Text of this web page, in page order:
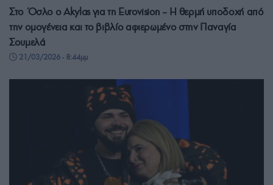
Στο Όσλο ο Akylas για τη Eurovision – H θερμή υποδοχή από
την ομογένεια και το βιβλίο αφιερωμένο στην Παναγία
Σουμελά
21/03/2026 - 8:44μμ